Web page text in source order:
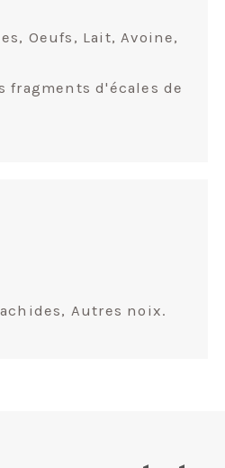
Oeufs, Lait, Avoine,
fragments d'écales de
Autres noix.